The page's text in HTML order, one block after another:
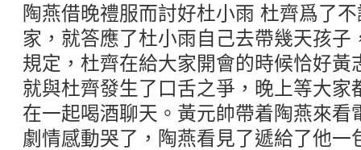
陶燕借晚禮服而討好杜小雨 杜齊爲了
家，就答應了杜小雨自己去帶幾天孩子
規定，杜齊在給大家開會的時候恰好黃
就與杜齊發生了口舌之爭，晚上等大家
在一起喝酒聊天。黃元帥帶着陶燕來看
劇情感動哭了，陶燕看見了遞給了他一